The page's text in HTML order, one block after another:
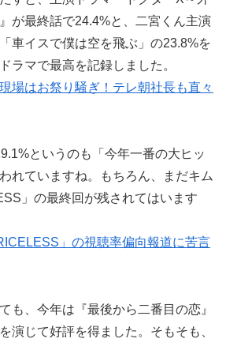
が最終話で24.4%と、二宮くん主演
車イスで僕は空を飛ぶ」の23.8%を
ラマで最高を記録しました。
場はお祭り騒ぎ！テレ朝社長も直々
というのも「今年一番の大ヒッ
れていますね。もちろん、まだキム
」の最終回が残されてはいます
」の視聴率偏向報道に苦言
も、今年は『最後から二番目の恋』
演じて好評を得ました。そもそも、